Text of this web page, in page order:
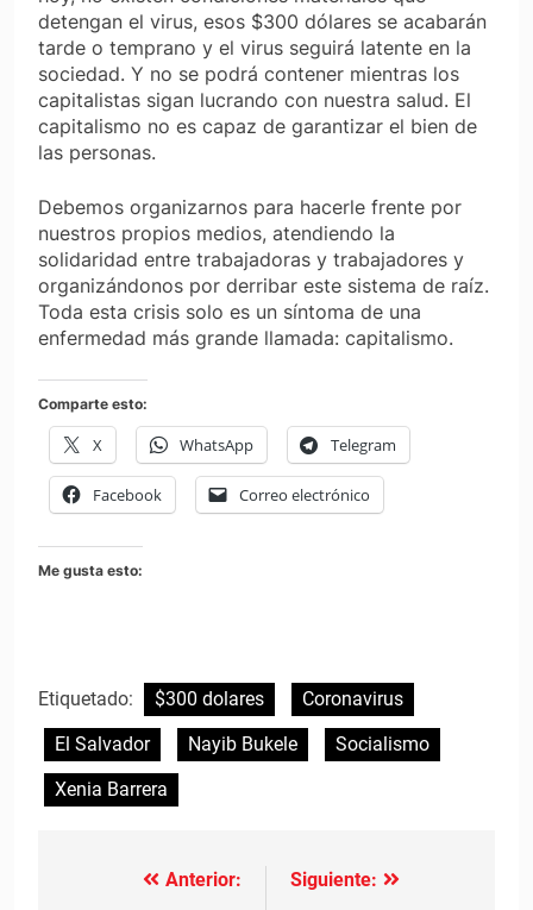
detengan el virus, esos $300 dólares se acabarán
tarde o temprano y el virus seguirá latente en la
sociedad. Y no se podrá contener mientras los
capitalistas sigan lucrando con nuestra salud. El
capitalismo no es capaz de garantizar el bien de
las personas.
Debemos organizarnos para hacerle frente por
nuestros propios medios, atendiendo la
solidaridad entre trabajadoras y trabajadores y
organizándonos por derribar este sistema de raíz.
Toda esta crisis solo es un síntoma de una
enfermedad más grande llamada: capitalismo.
Comparte esto:
X WhatsApp Telegram
Facebook Correo electrónico
Me gusta esto:
Etiquetado: $300 dolares
Coronavirus
El Salvador
Nayib Bukele
Socialismo
Xenia Barrera
Navegación
Anterior:
Siguiente: